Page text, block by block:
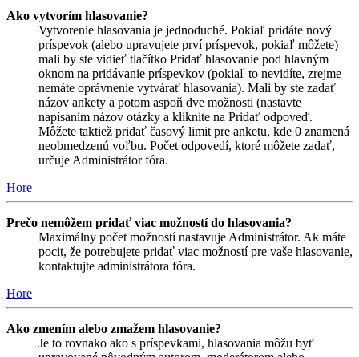
Ako vytvorím hlasovanie?
Vytvorenie hlasovania je jednoduché. Pokiaľ pridáte nový
príspevok (alebo upravujete prví príspevok, pokiaľ môžete)
mali by ste vidieť tlačítko Pridať hlasovanie pod hlavným
oknom na pridávanie príspevkov (pokiaľ to nevidíte, zrejme
nemáte oprávnenie vytvárať hlasovania). Mali by ste zadať
názov ankety a potom aspoň dve možnosti (nastavte
napísaním názov otázky a kliknite na Pridať odpoveď.
Môžete taktiež pridať časový limit pre anketu, kde 0 znamená
neobmedzenú voľbu. Počet odpovedí, ktoré môžete zadať,
určuje Administrátor fóra.
Hore
Prečo nemôžem pridať viac možností do hlasovania?
Maximálny počet možností nastavuje Administrátor. Ak máte
pocit, že potrebujete pridať viac možností pre vaše hlasovanie,
kontaktujte administrátora fóra.
Hore
Ako zmením alebo zmažem hlasovanie?
Je to rovnako ako s príspevkami, hlasovania môžu byť